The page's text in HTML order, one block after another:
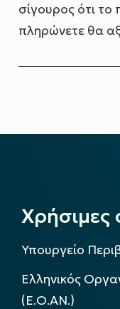
σίγουρος ότι το
πληρώνετε θα
Χρήσιμες
Υπουργείο
Ελληνικός
(Ε.Ο.ΑΝ.)